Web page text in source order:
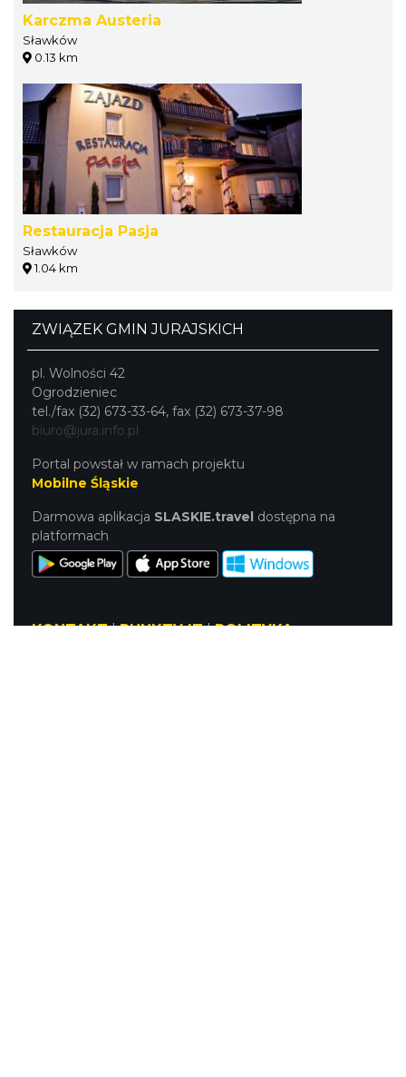
Karczma Austeria
Sławków
0.13 km
Restauracja Pasja
Sławków
1.04 km
ZWIĄZEK GMIN JURAJSKICH
pl. Wolności 42
Ogrodzieniec
tel./fax (32) 673-33-64, fax (32) 673-37-98
biuro@jura.info.pl
Portal powstał w ramach projektu
Mobilne Śląskie
Darmowa aplikacja SLASKIE.travel dostępna na
platformach
KONTAKT|PUNKTY IT|POLITYKA